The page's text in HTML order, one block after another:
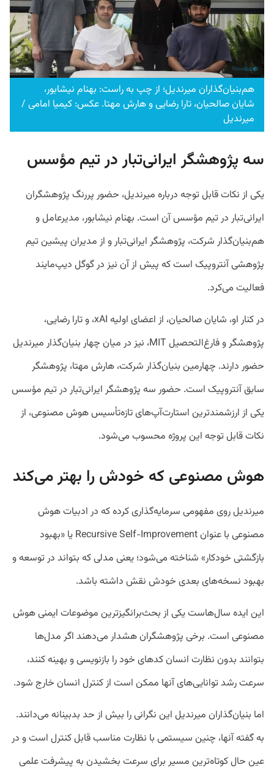
هم‌بنیان‌گذاران میرندیل؛ از چپ به راست: بهنام نیشابور،
شایان صالحیان، تارا رضایی و هارش مهتا. عکس: کیمیا امامی /
میرندیل
سه پژوهشگر ایرانی‌تبار در تیم مؤسس
یکی از نکات قابل توجه درباره میرندیل، حضور پررنگ پژوهشگران
ایرانی‌تبار در تیم مؤسس آن است. بهنام نیشابور، مدیرعامل و
هم‌بنیان‌گذار شرکت، پژوهشگر ایرانی‌تبار و از مدیران پیشین تیم
پژوهشی آنتروپیک است که پیش از آن نیز در گوگل دیپ‌مایند
فعالیت می‌کرد.
در کنار او، شایان صالحیان، از اعضای اولیه xAI، و تارا رضایی،
پژوهشگر و فارغ‌التحصیل MIT، نیز در میان چهار بنیان‌گذار میرندیل
حضور دارند. چهارمین بنیان‌گذار شرکت، هارش مهتا، پژوهشگر
سابق آنتروپیک است. حضور سه پژوهشگر ایرانی‌تبار در تیم مؤسس
یکی از ارزشمندترین استارت‌آپ‌های تازه‌تأسیس هوش مصنوعی، از
نکات قابل توجه این پروژه محسوب می‌شود.
هوش مصنوعی که خودش را بهتر می‌کند
میرندیل روی مفهومی سرمایه‌گذاری کرده که در ادبیات هوش
مصنوعی با عنوان Recursive Self-Improvement یا «بهبود
بازگشتی خودکار» شناخته می‌شود؛ یعنی مدلی که بتواند در توسعه و
بهبود نسخه‌های بعدی خودش نقش داشته باشد.
این ایده سال‌هاست یکی از بحث‌برانگیزترین موضوعات ایمنی هوش
مصنوعی است. برخی پژوهشگران هشدار می‌دهند اگر مدل‌ها
بتوانند بدون نظارت انسان کدهای خود را بازنویسی و بهینه کنند،
سرعت رشد توانایی‌های آنها ممکن است از کنترل انسان خارج شود.
اما بنیان‌گذاران میرندیل این نگرانی را بیش از حد بدبینانه می‌دانند.
به گفته آنها، چنین سیستمی با نظارت مناسب قابل کنترل است و در
عین حال کوتاه‌ترین مسیر برای سرعت بخشیدن به پیشرفت علمی